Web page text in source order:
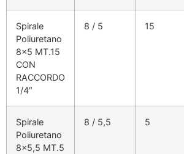
Spirale
Poliuretano
8×5 MT.15
CON
RACCORDO
1/4″
8 / 5 15
Spirale
Poliuretano
8×5,5 MT.5
8 / 5,5 5